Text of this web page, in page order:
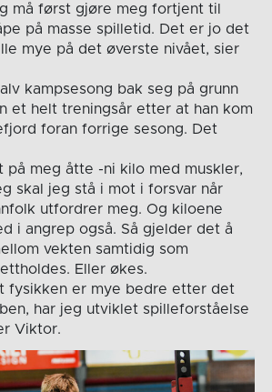
må først gjøre meg fortjent til
på masse spilletid. Det er jo det
mye på det øverste nivået, sier
kampsesong bak seg på grunn
et helt treningsår etter at han kom
foran forrige sesong. Det
på meg åtte -ni kilo med muskler,
skal jeg stå i mot i forsvar når
utfordrer meg. Og kiloene
i angrep også. Så gjelder det å
vekten samtidig som
Eller økes.
fysikken er mye bedre etter det
har jeg utviklet spilleforståelse
Viktor.